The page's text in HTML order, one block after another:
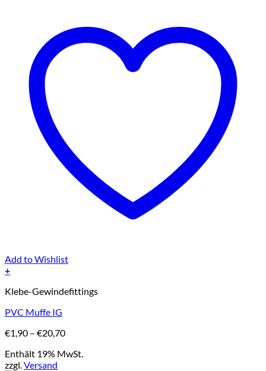
Add to Wishlist
+
Produkt
mehrere
auf.
Die
Optionen
Klebe-Gewindefittings
PVC Muffe IG
€1,90 – €20,70Preisspanne:
bis
Enthält 19% MwSt.
zzgl.Versand